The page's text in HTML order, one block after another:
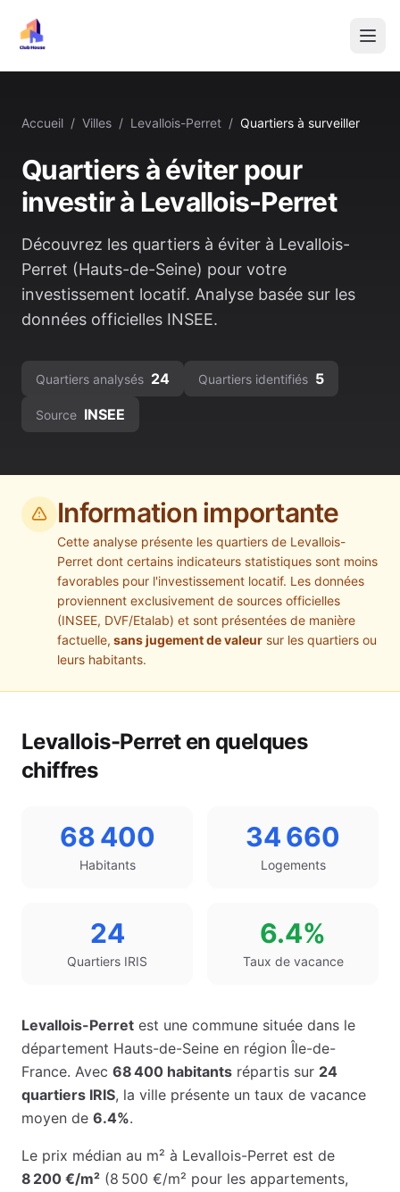
Accueil / Villes / Levallois-Perret / Quartiers à surveiller
Quartiers à éviter pour
investir à Levallois-Perret
Découvrez les quartiers à éviter à Levallois-
Perret (Hauts-de-Seine) pour votre
investissement locatif. Analyse basée sur les
données officielles INSEE.
Quartiers analysés 24 Quartiers identifiés 5
Source INSEE
Information importante
Cette analyse présente les quartiers de Levallois-
Perret dont certains indicateurs statistiques sont moins
favorables pour l'investissement locatif. Les données
proviennent exclusivement de sources officielles
(INSEE, DVF/Etalab) et sont présentées de manière
factuelle, sans jugement de valeur sur les quartiers ou
leurs habitants.
Levallois-Perreten quelques
chiffres
68 400
Habitants
34 660
Logements
24
Quartiers IRIS
6.4%
Taux de vacance
Levallois-Perret est une commune située dans le
département Hauts-de-Seine en région Île-de-
France. Avec 68 400 habitants répartis sur 24
quartiers IRIS, la ville présente un taux de vacance
moyen de 6.4%.
Le prix médian au m² à Levallois-Perret est de
8 200 €/m² (8 500 €/m² pour les appartements,